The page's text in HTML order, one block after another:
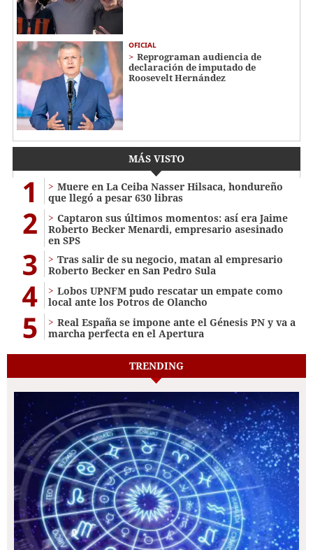
OFICIAL
Reprograman audiencia de
declaración de imputado de
Roosevelt Hernández
MÁS VISTO
1
Muere en La Ceiba Nasser Hilsaca, hondureño
que llegó a pesar 630 libras
2
Captaron sus últimos momentos: así era Jaime
Roberto Becker Menardi​​​, empresario asesinado
en SPS
3
Tras salir de su negocio, matan al empresario
Roberto Becker en San Pedro Sula
4
Lobos UPNFM pudo rescatar un empate como
local ante los Potros de Olancho
5
Real España se impone ante el Génesis PN y va a
marcha perfecta en el Apertura
TRENDING